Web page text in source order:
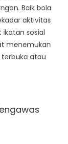
Baik bola
aktivitas
sosial
menemukan
atau